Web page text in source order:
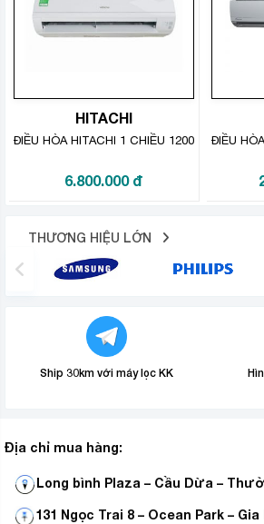
chính xác lỗi mà máy nhà mình đang
phương án khắc phục tối ưu nhất.
Tiết kiệm điện với
thế hệ mới R32
trường
R32 là môi chất lạnh thế hệ mới nhất
chế hiện tượng nóng lên của trái
phí sửa chữa thay mới của môi
hơn so với môi chất lạnh R410a trước
HITACHI
ĐIỀU HÒA HITACHI 1 CHIỀU 12000BTU RAS-
6.800.000 đ
ĐIỀU
THƯƠNG HIỆU LỚN
Ship 30km với máy lọc KK
Địa chỉ mua hàng:
Long bình Plaza – Cầu Dừa –
131 Ngọc Trai 8 – Ocean Park – Gia